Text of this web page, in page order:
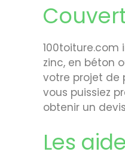
100toiture.com
zinc, en béton
votre projet de
vous puissiez
obtenir un
Les